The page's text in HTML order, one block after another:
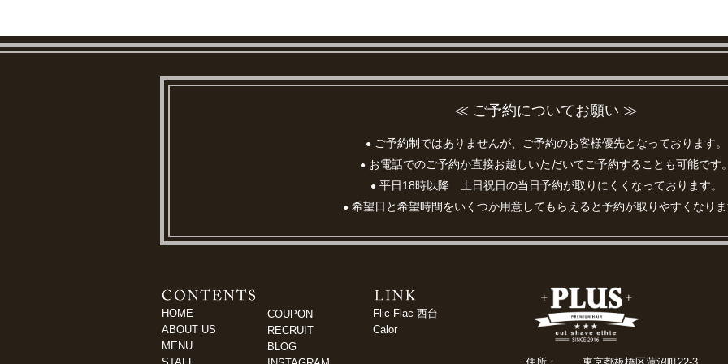
≪ ご予約についてお願い ≫
●ご予約制ではありませんが、ご予約のお客様優先となっております。
●お電話でのご予約か直接お越しいただいてご予約することも可能です
●平日18時以降 土日祝日の当日予約が取りにくくなっております。
●希望日と希望時間をいくつか用意してもらえると予約が取りやすくなり
HOME
ABOUT US
MENU
COUPON
RECRUIT
BLOG
Flic Flac 西台
Calor